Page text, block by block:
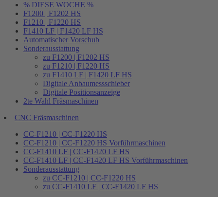
% DIESE WOCHE %
F1200 | F1202 HS
F1210 | F1220 HS
F1410 LF | F1420 LF HS
Automatischer Vorschub
Sonderausstattung
zu F1200 | F1202 HS
zu F1210 | F1220 HS
zu F1410 LF | F1420 LF HS
Digitale Anbaumessschieber
Digitale Positionsanzeige
2te Wahl Fräsmaschinen
CNC Fräsmaschinen
CC-F1210 | CC-F1220 HS
CC-F1210 | CC-F1220 HS Vorführmaschinen
CC-F1410 LF | CC-F1420 LF HS
CC-F1410 LF | CC-F1420 LF HS Vorführmaschinen
Sonderausstattung
zu CC-F1210 | CC-F1220 HS
zu CC-F1410 LF | CC-F1420 LF HS